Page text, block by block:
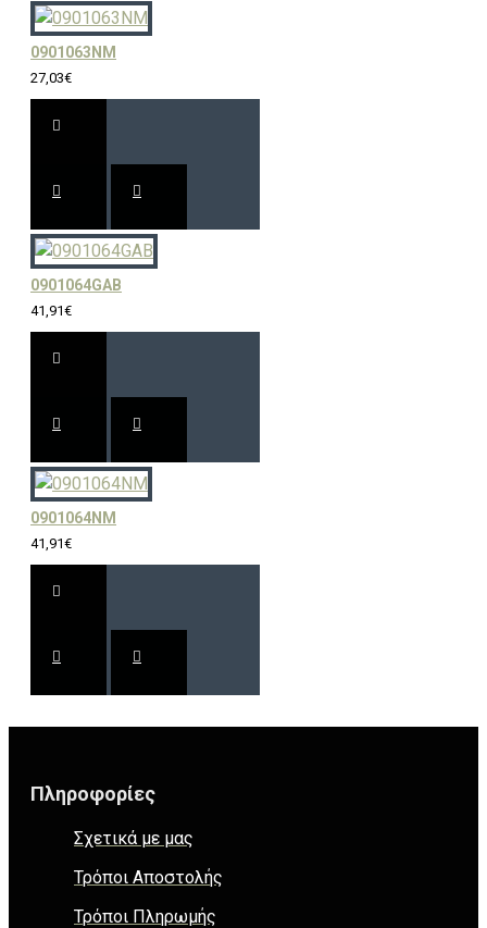
0901063NM
27,03€
0901064GAB
41,91€
0901064NM
41,91€
Πληροφορίες
Σχετικά με μας
Τρόποι Αποστολής
Τρόποι Πληρωμής